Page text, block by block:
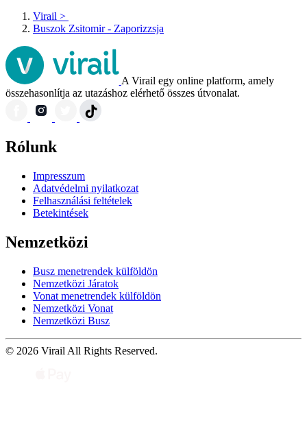
Virail >
Buszok Zsitomir - Zaporizzsja
A Virail egy online platform, amely
összehasonlítja az utazáshoz elérhető összes útvonalat.
Rólunk
Impresszum
Adatvédelmi nyilatkozat
Felhasználási feltételek
Betekintések
Nemzetközi
Busz menetrendek külföldön
Nemzetközi Járatok
Vonat menetrendek külföldön
Nemzetközi Vonat
Nemzetközi Busz
© 2026 Virail All Rights Reserved.